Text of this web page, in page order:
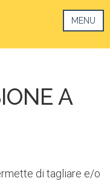
MENU
A
di tagliare e/o